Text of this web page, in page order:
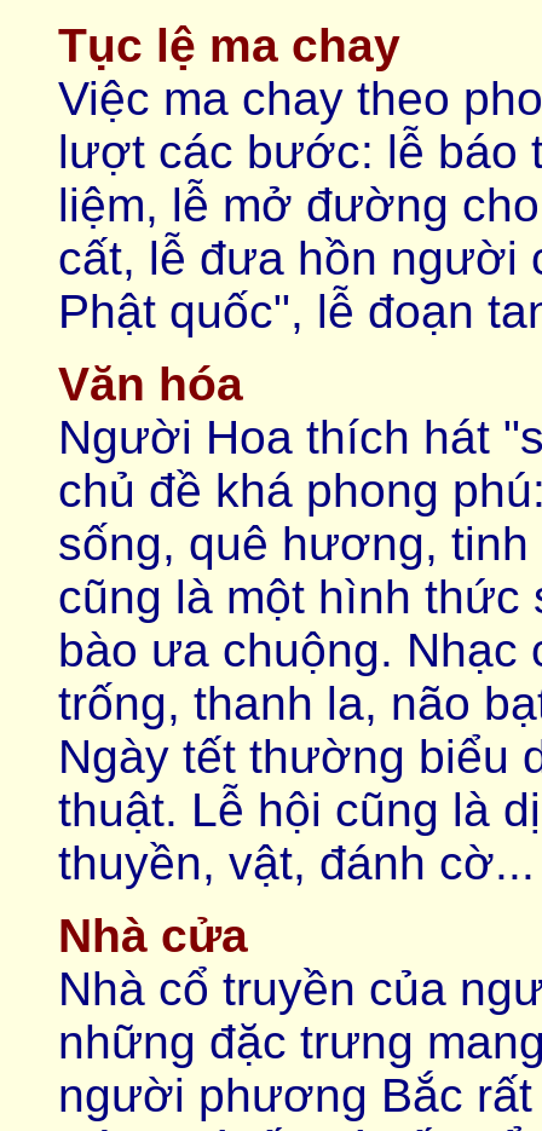
Tục lệ ma chay
Việc ma chay theo
lượt các bước: lễ báo
liệm, lễ mở đường
cất, lễ đưa hồn người
Phật quốc", lễ đoạn
Văn hóa
Người Hoa thích hát
chủ đề khá phong
sống, quê hương,
cũng là một hình thức
bào ưa chuộng. Nhạc
trống, thanh la, não
Ngày tết thường biểu
thuật. Lễ hội cũng là
thuyền, vật, đánh cờ...
Nhà cửa
Nhà cổ truyền của
những đặc trưng
người phương Bắc rất